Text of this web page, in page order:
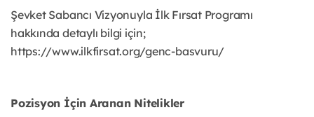
Şevket Sabancı Vizyonuyla İlk Fırsat Programı
hakkında detaylı bilgi için;
https://www.ilkfirsat.org/genc-basvuru/
Pozisyon İçin Aranan Nitelikler